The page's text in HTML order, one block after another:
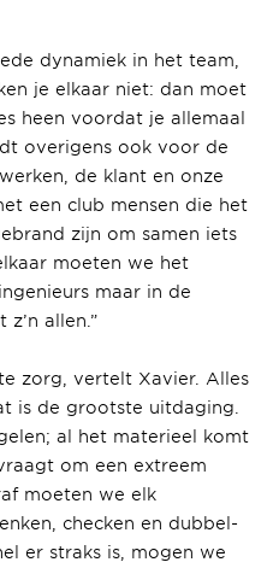
dynamiek in het team,
je elkaar niet: dan moet
heen voordat je allemaal
overigens ook voor de
de klant en onze
een club mensen die het
zijn om samen iets
moeten we het
maar in de
allen.”
zorg, vertelt Xavier. Alles
is de grootste uitdaging.
al het materieel komt
om een extreem
moeten we elk
checken en dubbel-
er straks is, mogen we